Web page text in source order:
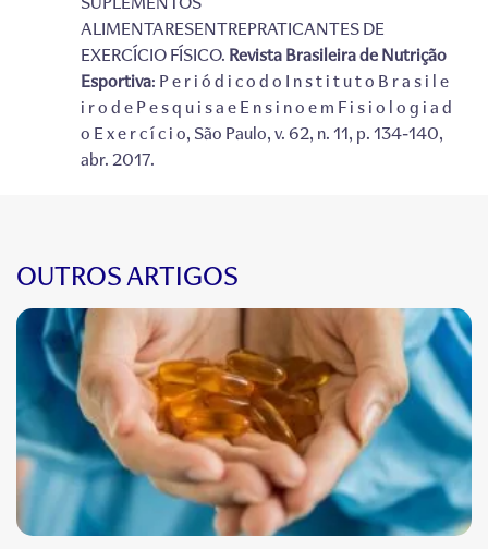
ALIMENTARESENTREPRATICANTES DE
EXERCÍCIO FÍSICO. Revista Brasileira de Nutrição
Esportiva: P e r i ó d i c o d o I n s t i t u t o B r a s i l e
i r o d e P e s q u i s a e E n s i n o e m F i s i o l o g i a d
o E x e r c í c i o, São Paulo, v. 62, n. 11, p. 134-140,
abr. 2017.
OUTROS ARTIGOS